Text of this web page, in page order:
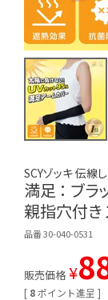
SCYゾッキ 伝線
満足 ： ブ
親指穴付き
品番 30-040-0531
[ 8 ポイント進呈 ]
販売価格 ¥